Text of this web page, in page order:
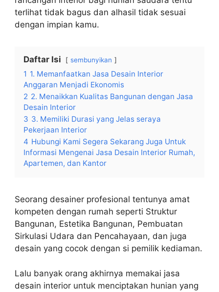
terlihat tidak bagus dan alhasil tidak sesuai
dengan impian kamu.
Daftar Isi sembunyikan
1 1. Memanfaatkan Jasa Desain Interior
Anggaran Menjadi Ekonomis
2 2. Menaikkan Kualitas Bangunan dengan Jasa
Desain Interior
3 3. Memiliki Durasi yang Jelas seraya
Pekerjaan Interior
4 Hubungi Kami Segera Sekarang Juga Untuk
Informasi Mengenai Jasa Desain Interior Rumah,
Apartemen, dan Kantor
Seorang desainer profesional tentunya amat
kompeten dengan rumah seperti Struktur
Bangunan, Estetika Bangunan, Pembuatan
Sirkulasi Udara dan Pencahayaan, dan juga
desain yang cocok dengan si pemilik kediaman.
Lalu banyak orang akhirnya memakai jasa
desain interior untuk menciptakan hunian yang